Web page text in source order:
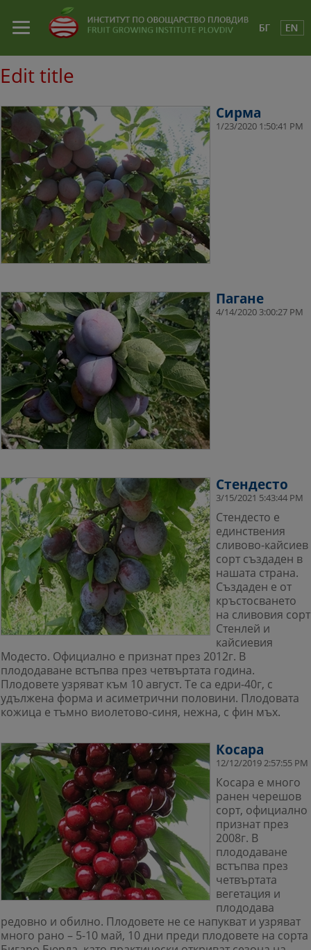
Edit title
Сирма
1/23/2020 1:50:41 PM
Пагане
4/14/2020 3:00:27 PM
Стендесто
3/15/2021 5:43:44 PM
Стендесто е
единствения
сливово-кайсиев
сорт създаден в
нашата страна.
Създаден е от
кръстосването
на сливовия сорт
Стенлей и
кайсиевия
Модесто. Официално е признат през 2012г. В
плододаване встъпва през четвъртата година.
Плодовете узряват към 10 август. Те са едри-40г, с
удължена форма и асиметрични половини. Плодовата
кожица е тъмно виолетово-синя, нежна, с фин мъх.
Косара
12/12/2019 2:57:55 PM
Косара е много
ранен черешов
сорт, официално
признат през
2008г. В
плододаване
встъпва през
четвъртата
вегетация и
плододава
редовно и обилно. Плодовете не се напукват и узряват
много рано – 5-10 май, 10 дни преди плодовете на сорта